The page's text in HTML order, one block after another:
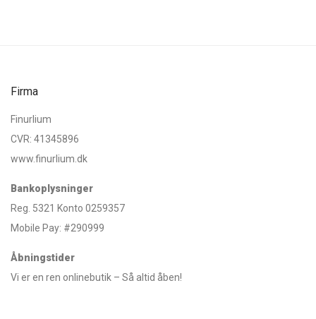
Firma
Finurlium
CVR: 41345896
www.finurlium.dk
Bankoplysninger
Reg. 5321 Konto 0259357
Mobile Pay: #290999
Åbningstider
Vi er en ren onlinebutik – Så altid åben!